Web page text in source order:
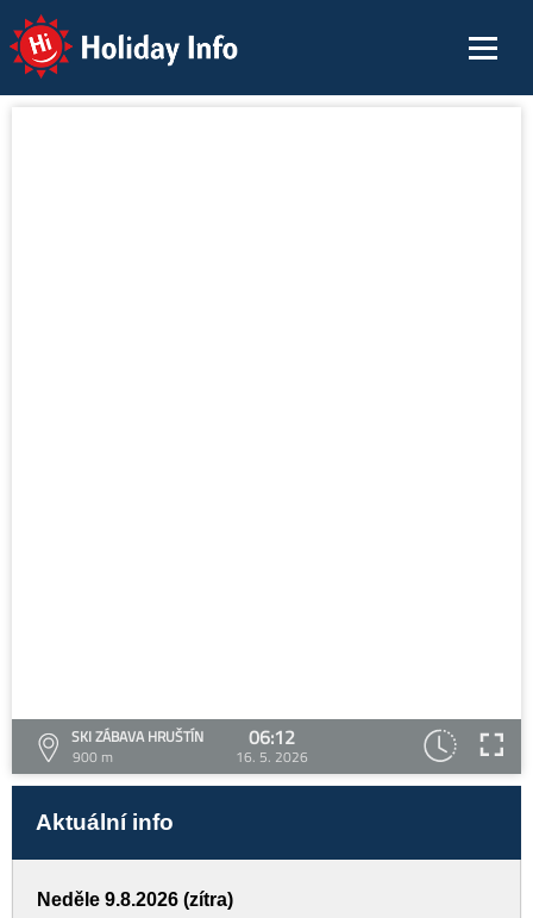
Holiday Info
SKI ZÁBAVA HRUŠTÍN
900 m
06:12
16. 5. 2026
Aktuální info
Neděle 9.8.2026 (zítra)